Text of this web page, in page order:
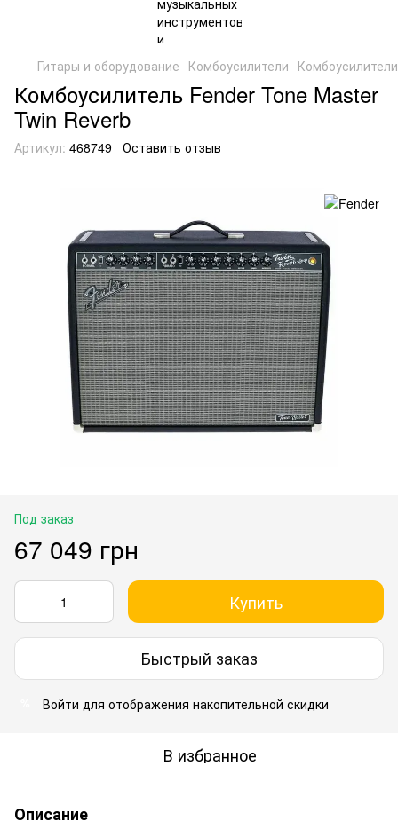
Гитары и оборудование Комбоусилители
Комбоусилитель Fender Tone Master
Twin Reverb
Артикул: 468749 Оставить отзыв
Под заказ
67 049 грн
Купить
Быстрый заказ
Войти для отображения накопительной скидки
В избранное
Описание